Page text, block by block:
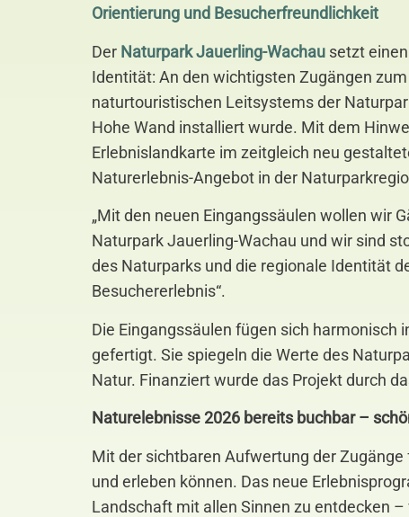
Orientierung und Besucherfreundlichkeit
Der Naturpark Jauerling-Wachau setzt
Identität: An den wichtigsten Zugängen
naturtouristischen Leitsystems der
Hohe Wand installiert wurde. Mit dem
Erlebnislandkarte im zeitgleich neu
Naturerlebnis-Angebot in der
„Mit den neuen Eingangssäulen wollen wir
Naturpark Jauerling-Wachau und wir sind
des Naturparks und die regionale Identität
Besuchererlebnis“.
Die Eingangssäulen fügen sich harmonisch
gefertigt. Sie spiegeln die Werte des
Natur. Finanziert wurde das Projekt durch
Naturelebnisse 2026 bereits buchbar –
Mit der sichtbaren Aufwertung der
und erleben können. Das neue
Landschaft mit allen Sinnen zu entdecken –